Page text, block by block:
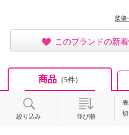
柴肇
このブランドの新
商品（5件）
絞り込み 並び順